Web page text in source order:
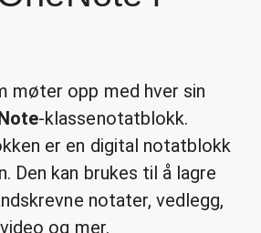
møter opp med hver sin
-klassenotatblokk.
er en digital notatblokk
Den kan brukes til å lagre
notater, vedlegg,
og mer.